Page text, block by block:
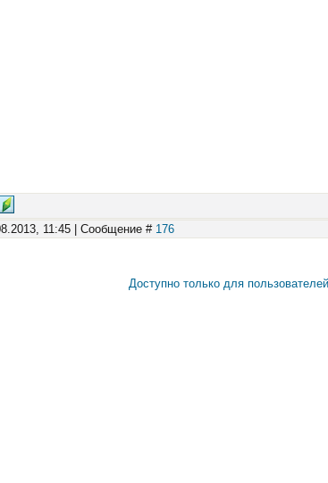
11:45 | Сообщение # 176
Доступно только для пользователей